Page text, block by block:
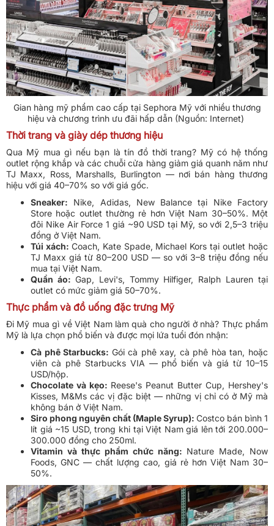
Gian hàng mỹ phẩm cao cấp tại Sephora Mỹ với nhiều thương
hiệu và chương trình ưu đãi hấp dẫn (Nguồn: Internet)
Thời trang và giày dép thương hiệu
Qua Mỹ mua gì nếu bạn là tín đồ thời trang? Mỹ có hệ thống
outlet rộng khắp và các chuỗi cửa hàng giảm giá quanh năm như
TJ Maxx, Ross, Marshalls, Burlington — nơi bán hàng thương
hiệu với giá 40–70% so với giá gốc.
Sneaker: Nike, Adidas, New Balance tại Nike Factory
Store hoặc outlet thường rẻ hơn Việt Nam 30–50%. Một
đôi Nike Air Force 1 giá ~90 USD tại Mỹ, so với 2,5–3 triệu
đồng ở Việt Nam.
Túi xách: Coach, Kate Spade, Michael Kors tại outlet hoặc
TJ Maxx giá từ 80–200 USD — so với 3–8 triệu đồng nếu
mua tại Việt Nam.
Quần áo: Gap, Levi's, Tommy Hilfiger, Ralph Lauren tại
outlet có mức giảm giá 50–70%.
Thực phẩm và đồ uống đặc trưng Mỹ
Đi Mỹ mua gì về Việt Nam làm quà cho người ở nhà? Thực phẩm
Mỹ là lựa chọn phổ biến và được mọi lứa tuổi đón nhận:
Cà phê Starbucks: Gói cà phê xay, cà phê hòa tan, hoặc
viên cà phê Starbucks VIA — phổ biến và giá từ 10–15
USD/hộp.
Chocolate và kẹo: Reese's Peanut Butter Cup, Hershey's
Kisses, M&Ms các vị đặc biệt — những vị chỉ có ở Mỹ mà
không bán ở Việt Nam.
Siro phong nguyên chất (Maple Syrup): Costco bán bình 1
lít giá ~15 USD, trong khi tại Việt Nam giá lên tới 200.000–
300.000 đồng cho 250ml.
Vitamin và thực phẩm chức năng: Nature Made, Now
Foods, GNC — chất lượng cao, giá rẻ hơn Việt Nam 30–
50%.